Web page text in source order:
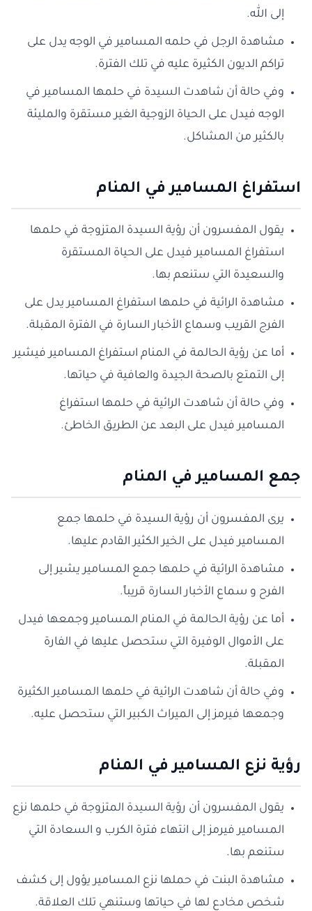
إلى الله.
مشاهدة الرجل في حلمه المسامير في الوجه يدل على
تراكم الديون الكثيرة عليه في تلك الفترة.
وفي حالة أن شاهدت السيدة في حلمها المسامير في
الوجه فيدل على الحياة الزوجية الغير مستقرة والمليئة
بالكثير من المشاكل.
استفراغ المسامير في المنام
يقول المفسرون أن رؤية السيدة المتزوجة في حلمها
استفراغ المسامير فيدل على الحياة المستقرة
والسعيدة التي ستنعم بها.
مشاهدة الرائية في حلمها استفراغ المسامير يدل على
الفرج القريب وسماع الأخبار السارة في الفترة المقبلة.
أما عن رؤية الحالمة في المنام استفراغ المسامير فيشير
إلى التمتع بالصحة الجيدة والعافية في حياتها.
وفي حالة أن شاهدت الرائية في حلمها استفراغ
المسامير فيدل على البعد عن الطريق الخاطئ.
جمع المسامير في المنام
يرى المفسرون أن رؤية السيدة في حلمها جمع
المسامير فيدل على الخير الكثير القادم عليها.
مشاهدة الرائية في حلمها جمع المسامير يشير إلى
الفرح و سماع الأخبار السارة قريباً.
أما عن رؤية الحالمة في المنام المسامير وجمعها فيدل
على الأموال الوفيرة التي ستحصل عليها في الفارة
المقبلة.
وفي حالة أن شاهدت الرائية في حلمها المسامير الكثيرة
وجمعها فيرمز إلى الميراث الكبير التي ستحصل عليه.
رؤية نزع المسامير في المنام
يقول المفسرون أن رؤية السيدة المتزوجة في حلمها نزع
المسامير فيرمز إلى انتهاء فترة الكرب و السعادة التي
ستنعم بها.
مشاهدة البنت في حملها نزع المسامير يؤول إلى كشف
شخص مخادع لها في حياتها وستنهي تلك العلاقة.